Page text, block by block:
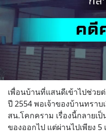
เพื่อนบ้านที่แสนดีเข้าไปช่วย
ปี 2554 พอเจ้าของบ้านทราบ
สน.โคกคราม เรื่องนี้กลายเ
ของออกไป แต่ผ่านไปเพียง